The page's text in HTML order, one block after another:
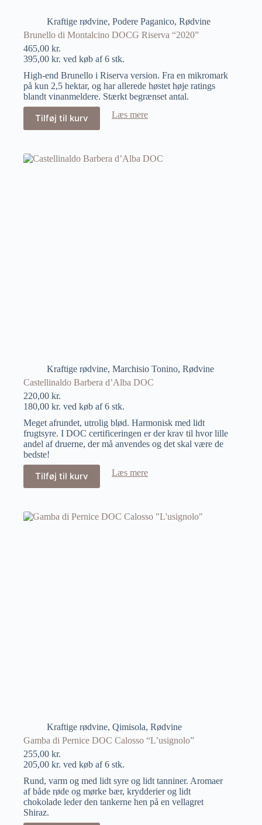
Kraftige rødvine, Podere Paganico, Rødvine
Brunello di Montalcino DOCG Riserva “2020”
465,00 kr.
395,00 kr. ved køb af 6 stk.
High-end Brunello i Riserva version. Fra en mikromark
på kun 2,5 hektar, og har allerede høstet høje ratings
blandt vinanmeldere. Stærkt begrænset antal.
Tilføj til kurv Læs mere
Kraftige rødvine, Marchisio Tonino, Rødvine
Castellinaldo Barbera d’Alba DOC
220,00 kr.
180,00 kr. ved køb af 6 stk.
Meget afrundet, utrolig blød. Harmonisk med lidt
frugtsyre. I DOC certificeringen er der krav til hvor lille
andel af druerne, der må anvendes og det skal være de
bedste!
Tilføj til kurv Læs mere
Kraftige rødvine, Qimisola, Rødvine
Gamba di Pernice DOC Calosso “L’usignolo”
255,00 kr.
205,00 kr. ved køb af 6 stk.
Rund, varm og med lidt syre og lidt tanniner. Aromaer
af både røde og mørke bær, krydderier og lidt
chokolade leder den tankerne hen på en vellagret
Shiraz.